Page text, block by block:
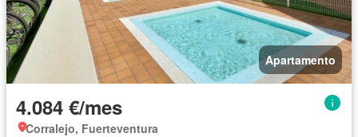
Apartamento
4.084 €/mes
Corralejo, Fuerteventura